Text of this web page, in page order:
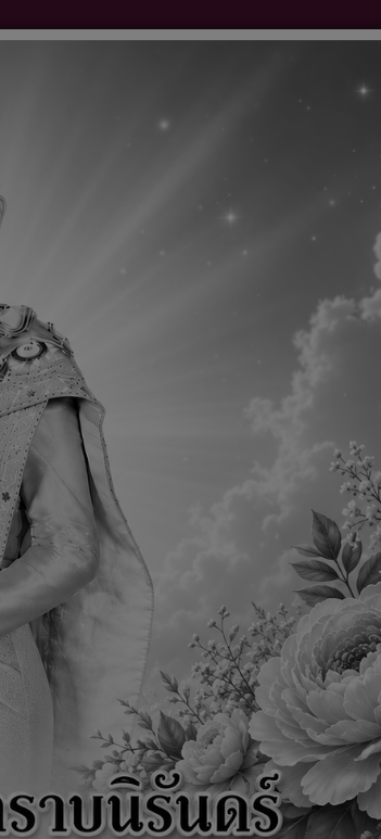
ลงนามถวายพระพร e-gp ของเทศบาล
นายกเท